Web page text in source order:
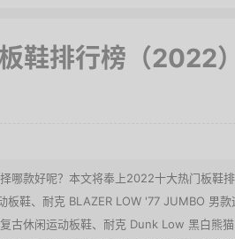
鞋排行榜（2022
哪款好呢？本文将奉上2022十大热门板鞋
板鞋、耐克 BLAZER LOW '77 JUMBO 男
古休闲运动板鞋、耐克 Dunk Low 黑白熊